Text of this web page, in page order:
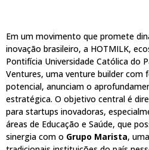
Em um movimento que promete
inovação brasileiro, a HOTMILK,
Pontifícia Universidade Católica do
Ventures, uma venture builder com
potencial, anunciam o
estratégica. O objetivo central é
para startups inovadoras,
áreas de Educação e Saúde, que
sinergia com o Grupo Marista,